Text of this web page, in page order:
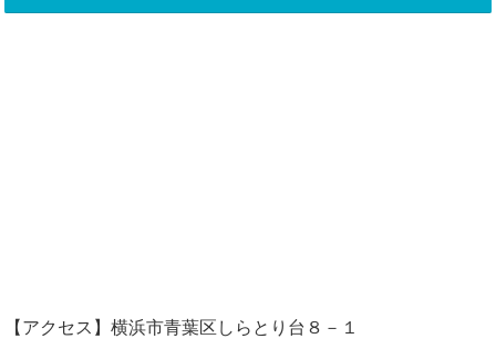
【アクセス】横浜市青葉区しらとり台８－１